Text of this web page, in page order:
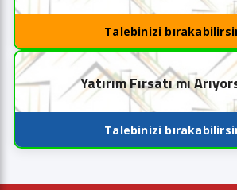
Talebinizi
Yatırım Fırsatı mı
Talebinizi